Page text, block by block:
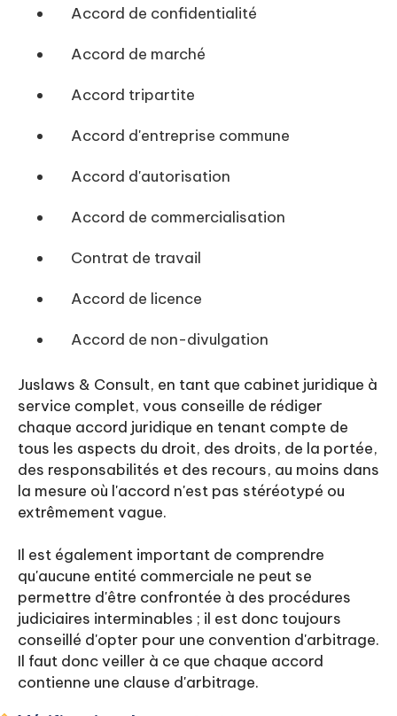
Accord de confidentialité
Accord de marché
Accord tripartite
Accord d'entreprise commune
Accord d'autorisation
Accord de commercialisation
Contrat de travail
Accord de licence
Accord de non-divulgation
Juslaws & Consult, en tant que cabinet juridique à
service complet, vous conseille de rédiger
chaque accord juridique en tenant compte de
tous les aspects du droit, des droits, de la portée,
des responsabilités et des recours, au moins dans
la mesure où l'accord n'est pas stéréotypé ou
extrêmement vague.
Il est également important de comprendre
qu'aucune entité commerciale ne peut se
permettre d'être confrontée à des procédures
judiciaires interminables ; il est donc toujours
conseillé d'opter pour une convention d'arbitrage.
Il faut donc veiller à ce que chaque accord
contienne une clause d'arbitrage.